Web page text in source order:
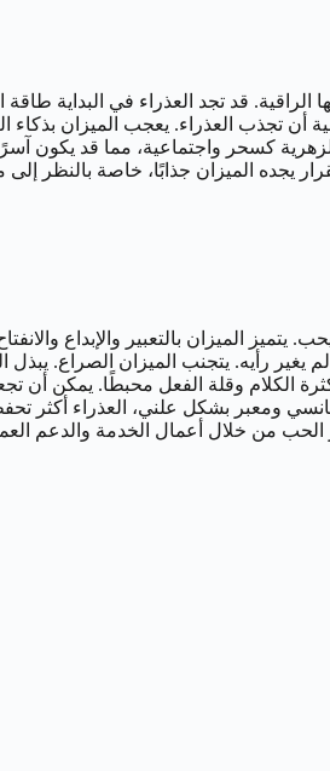
قد تجد العذراء في البداية طاقة
أن تجذب العذراء. يعجب الميزان بذكاء
كسحر واجتماعية، مما قد يكون آسرًا
يجده الميزان جذابًا، خاصة بالنظر إلى
الميزان بالتعبير والإبداع
يغير رأيه. يتجنب الميزان الصراع.
الكلام وقلة الفعل محبطًا. يمكن أن
ومعبر بشكل علني، العذراء أكثر
الحب من خلال أعمال الخدمة والدعم